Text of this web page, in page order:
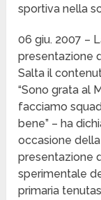
sportiva nella
06 giu. 2007 –
presentazione
Salta il
“Sono grata al
facciamo
bene” – ha
occasione
presentazione
sperimentale
primaria